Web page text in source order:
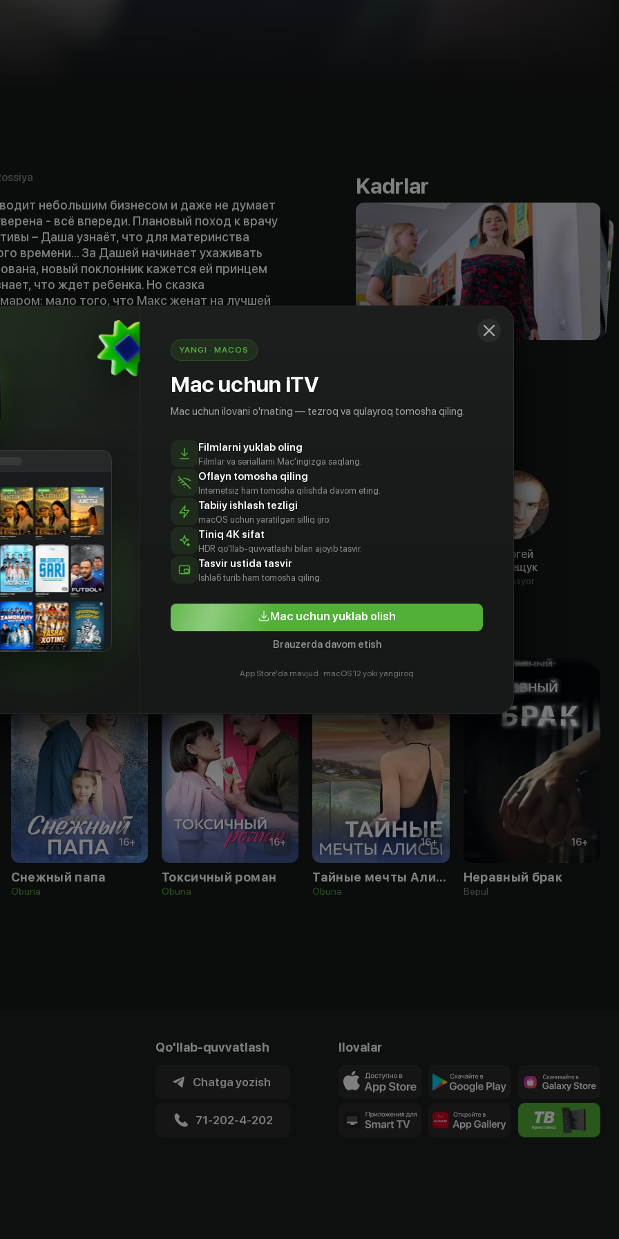
небольшим бизнесом и даже не думает
- всё впереди. Плановый поход к врачу
– Даша узнаёт, что для материнства
времени... За Дашей начинает ухаживать
новый поклонник кажется ей принцем
что ждет ребенка. Но сказка
мало того, что Макс женат на лучшей
либо он разрушает её карьеру. Даше
за своё счастье и обрести настоящую
Kadrlar
Акилина
Соколова
Aktyor
Закирова
Мария
Бокова
Aktyor
Максим
Сергей
Терещук
Rejissyor
16+
Снежный папа
Obuna
16+
Токсичный роман
Obuna
16+
Тайные мечты Алисы
Obuna
16+
Неравный брак
Bepul
Qo'llab-quvvatlash
Chatga yozish
71-202-4-202
Ilovalar
YANGI · MACOS
Mac uchun iTV
Mac uchun ilovani o'rnating — tezroq va qulayroq tomosha qiling.
Filmlarni yuklab oling
Filmlar va seriallarni Mac'ingizga saqlang.
Oflayn tomosha qiling
Internetsiz ham tomosha qilishda davom eting.
Tabiiy ishlash tezligi
macOS uchun yaratilgan silliq ijro.
Tiniq 4K sifat
HDR qo'llab-quvvatlashi bilan ajoyib tasvir.
Tasvir ustida tasvir
Ishlаб turib ham tomosha qiling.
Mac uchun yuklab olish
Brauzerda davom etish
App Store'da mavjud · macOS 12 yoki yangiroq